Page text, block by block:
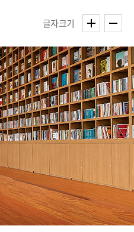
글자크기